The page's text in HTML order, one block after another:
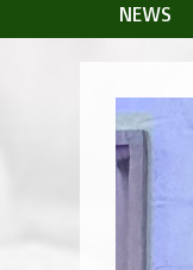
NEWS